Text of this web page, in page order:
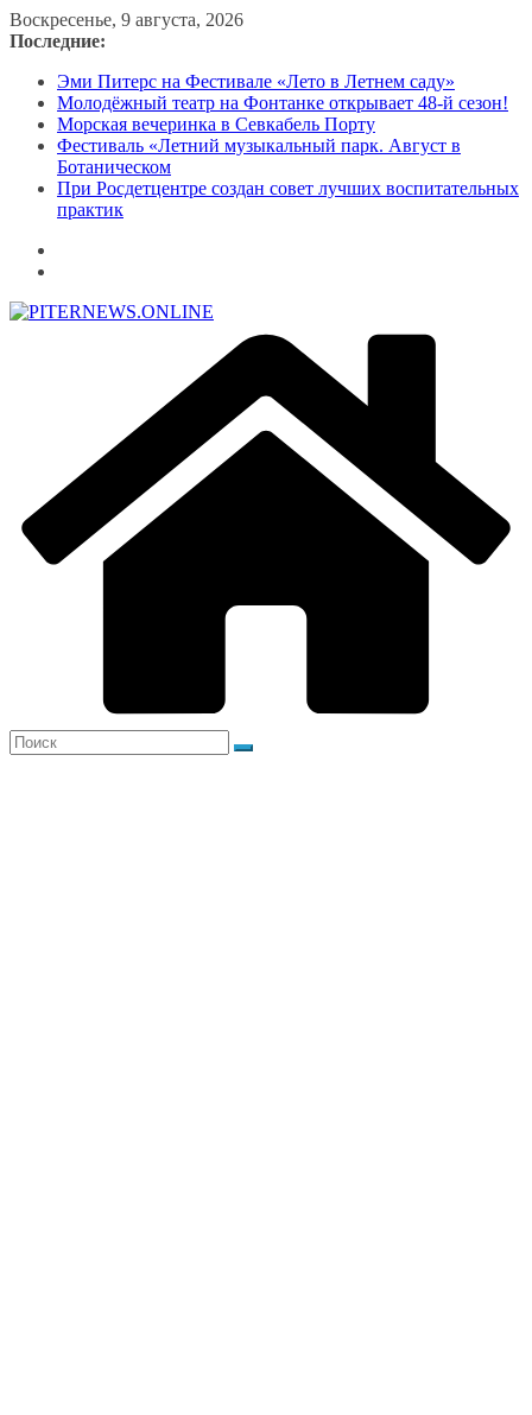
Перейти
к
Воскресенье, 9 августа, 2026
Последние:
Эми Питерс на Фестивале «Лето в Летнем саду»
Молодёжный театр на Фонтанке открывает 48-й сезон!
Морская вечеринка в Севкабель Порту
Фестиваль «Летний музыкальный парк. Август в
Ботаническом
При Росдетцентре создан совет лучших воспитательных
практик